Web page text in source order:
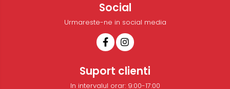
Social
Urmareste-ne in social media
Suport clienti
In intervalul orar: 9:00-17:00